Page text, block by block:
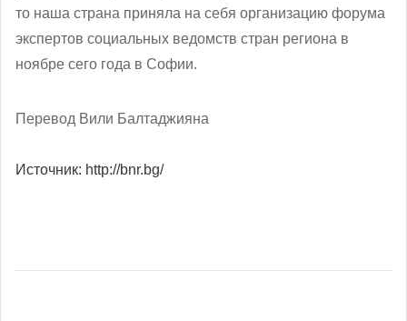
то наша страна приняла на себя организацию форума
экспертов социальных ведомств стран региона в
ноябре сего года в Софии.
Перевод Вили Балтаджияна
Источник: http://bnr.bg/